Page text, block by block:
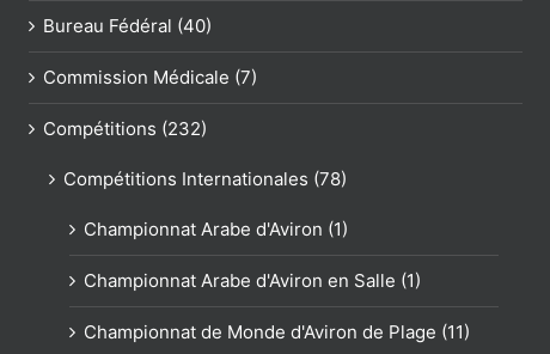
Bureau Fédéral (40)
Commission Médicale (7)
Compétitions (232)
Compétitions Internationales (78)
Championnat Arabe d'Aviron (1)
Championnat Arabe d'Aviron en Salle (1)
Championnat de Monde d'Aviron de Plage (11)